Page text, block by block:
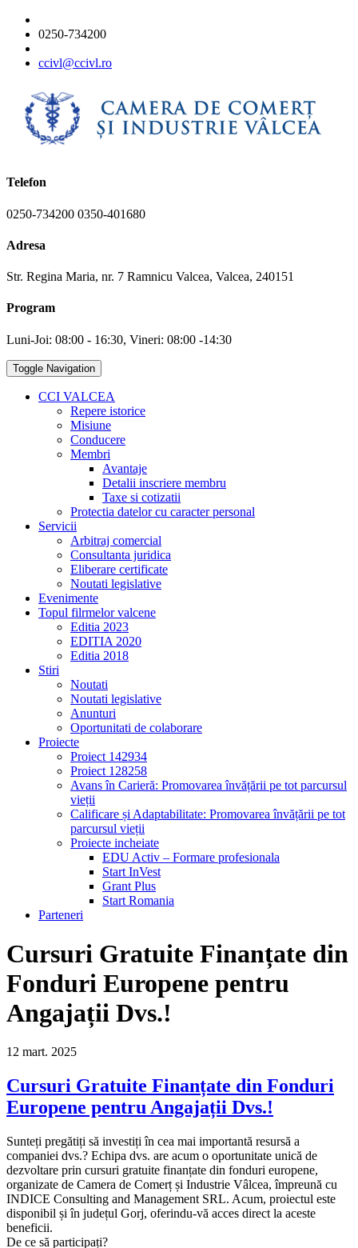
0250-734200
ccivl@ccivl.ro
Telefon
0250-734200 0350-401680
Adresa
Str. Regina Maria, nr. 7 Ramnicu Valcea, Valcea, 240151
Program
Luni-Joi: 08:00 - 16:30, Vineri: 08:00 -14:30
Toggle Navigation
CCI VALCEA
Repere istorice
Misiune
Conducere
Membri
Avantaje
Detalii inscriere membru
Taxe si cotizatii
Protectia datelor cu caracter personal
Servicii
Arbitraj comercial
Consultanta juridica
Eliberare certificate
Noutati legislative
Evenimente
Topul filrmelor valcene
Editia 2023
EDITIA 2020
Editia 2018
Stiri
Noutati
Noutati legislative
Anunturi
Oportunitati de colaborare
Proiecte
Proiect 142934
Proiect 128258
Avans în Carieră: Promovarea învățării pe tot parcursul
vieții
Calificare și Adaptabilitate: Promovarea învățării pe tot
parcursul vieții
Proiecte incheiate
EDU Activ – Formare profesionala
Start InVest
Grant Plus
Start Romania
Parteneri
Cursuri Gratuite Finanțate din
Fonduri Europene pentru
Angajații Dvs.!
12 mart. 2025
Cursuri Gratuite Finanțate din Fonduri
Europene pentru Angajații Dvs.!
Sunteți pregătiți să investiți în cea mai importantă resursă a
companiei dvs.? Echipa dvs. are acum o oportunitate unică de
dezvoltare prin cursuri gratuite finanțate din fonduri europene,
organizate de Camera de Comerț și Industrie Vâlcea, împreună cu
INDICE Consulting and Management SRL. Acum, proiectul este
disponibil și în județul Gorj, oferindu-vă acces direct la aceste
beneficii.
De ce să participați?